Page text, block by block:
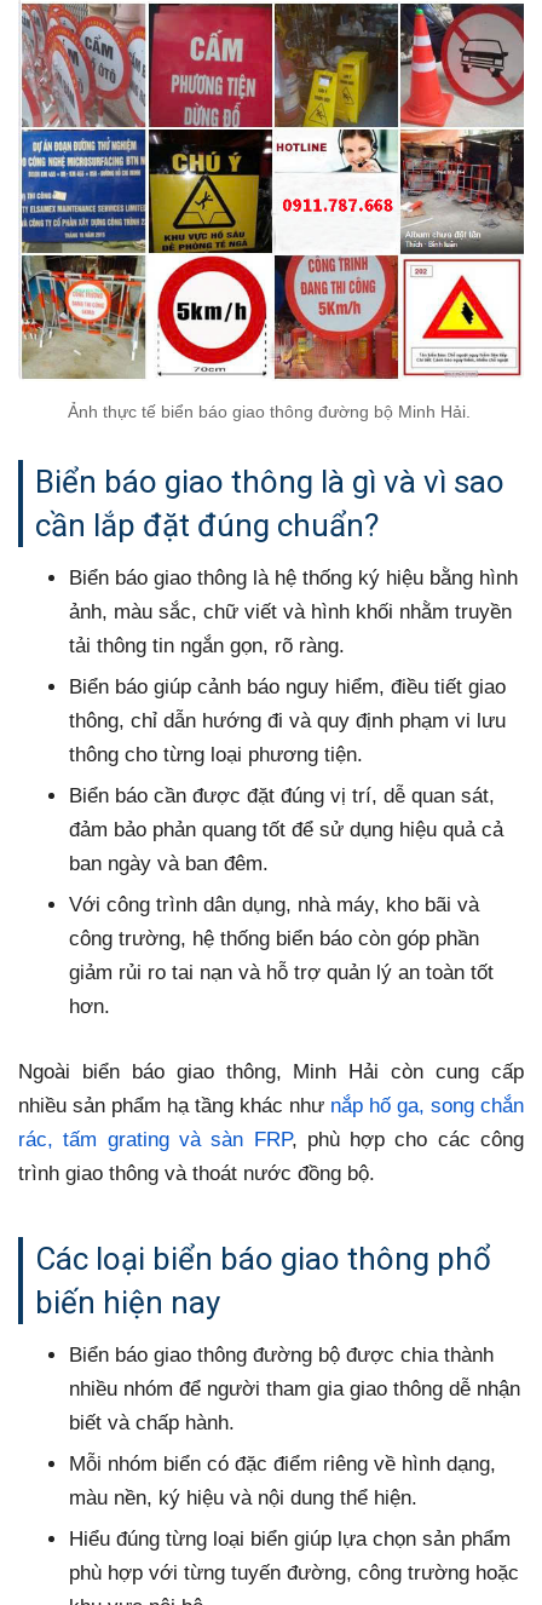
Ảnh thực tế biển báo giao thông đường bộ Minh Hải.
Biển báo giao thông là gì và vì sao
cần lắp đặt đúng chuẩn?
Biển báo giao thông là hệ thống ký hiệu bằng hình
ảnh, màu sắc, chữ viết và hình khối nhằm truyền
tải thông tin ngắn gọn, rõ ràng.
Biển báo giúp cảnh báo nguy hiểm, điều tiết giao
thông, chỉ dẫn hướng đi và quy định phạm vi lưu
thông cho từng loại phương tiện.
Biển báo cần được đặt đúng vị trí, dễ quan sát,
đảm bảo phản quang tốt để sử dụng hiệu quả cả
ban ngày và ban đêm.
Với công trình dân dụng, nhà máy, kho bãi và
công trường, hệ thống biển báo còn góp phần
giảm rủi ro tai nạn và hỗ trợ quản lý an toàn tốt
hơn.
Ngoài biển báo giao thông, Minh Hải còn cung cấp
nhiều sản phẩm hạ tầng khác như nắp hố ga, song chắn
rác, tấm grating và sàn FRP, phù hợp cho các công
trình giao thông và thoát nước đồng bộ.
Các loại biển báo giao thông phổ
biến hiện nay
Biển báo giao thông đường bộ được chia thành
nhiều nhóm để người tham gia giao thông dễ nhận
biết và chấp hành.
Mỗi nhóm biển có đặc điểm riêng về hình dạng,
màu nền, ký hiệu và nội dung thể hiện.
Hiểu đúng từng loại biển giúp lựa chọn sản phẩm
phù hợp với từng tuyến đường, công trường hoặc